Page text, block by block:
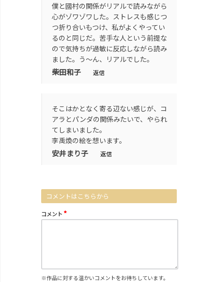
僕と國村の関係がリアルで読みながら
心がゾワゾワした。ストレスも感じつ
つ折り合いもつけ、私がよくやってい
るのと同じだ。苦手な人という前提な
ので気持ちが過敏に反応しながら読み
ました。う～ん、リアルでした。
柴田和子 返信
そこはかとなく寄る辺ない感じが、コ
アラとパンダの関係みたいで、やられ
てしまいました。
李禹煥の絵を想います。
安井まり子 返信
コメントはこちらから
コメント *
※作品に対する温かいコメントをお待ちしています。